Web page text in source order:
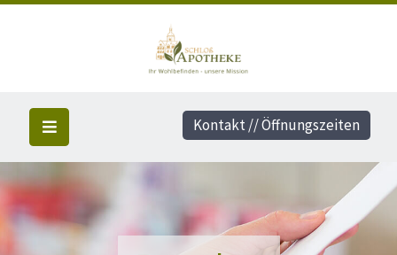
Kontakt // Öffnungszeiten